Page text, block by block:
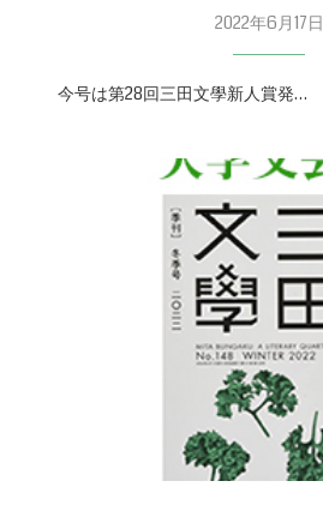
2022年6月17日
今号は第28回三田文學新人賞発…